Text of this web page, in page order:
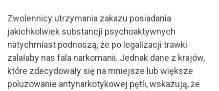
Zwolennicy utrzymania zakazu posiadania
jakichkolwiek substancji psychoaktywnych
natychmiast podnoszą, że po legalizacji trawki
zalałaby nas fala narkomanii. Jednak dane z krajów,
które zdecydowały się na mniejsze lub większe
poluzowanie antynarkotykowej pętli, wskazują, że